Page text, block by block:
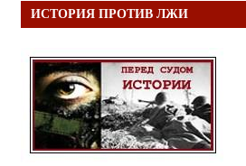
ИСТОРИЯ ПРОТИВ ЛЖИ